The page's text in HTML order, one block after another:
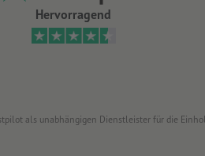
Hervorragend
als unabhängigen Dienstleister für die